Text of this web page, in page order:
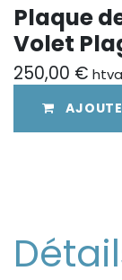
Plaque
Volet
250,00 € htva